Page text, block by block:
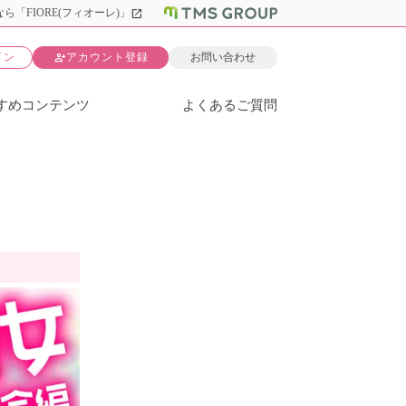
「FIORE(フィオーレ)」 open_in_new
ン person_addアカウント登録 お問い合わせ
めコンテンツ よくあるご質問